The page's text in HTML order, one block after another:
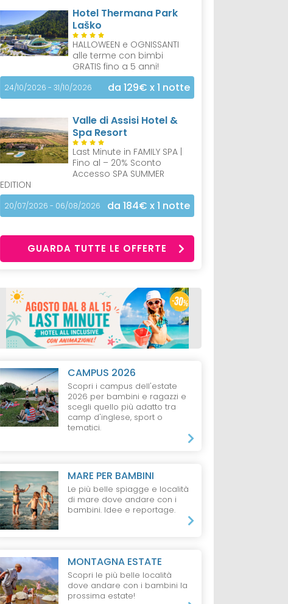
Hotel Thermana Park
Laško
HALLOWEEN e OGNISSANTI
alle terme con bimbi
GRATIS fino a 5 anni!
24/10/2026 - 31/10/2026 da 129€ x 1 notte
Valle di Assisi Hotel &
Spa Resort
Last Minute in FAMILY SPA |
Fino al – 20% Sconto
Accesso SPA SUMMER
EDITION
20/07/2026 - 06/08/2026 da 184€ x 1 notte
GUARDA TUTTE LE OFFERTE
CAMPUS 2026
Scopri i campus dell'estate
2026 per bambini e ragazzi e
scegli quello più adatto tra
camp d'inglese, sport o
tematici.
MARE PER BAMBINI
Le più belle spiagge e località
di mare dove andare con i
bambini. Idee e reportage.
MONTAGNA ESTATE
Scopri le più belle località
dove andare con i bambini la
prossima estate!